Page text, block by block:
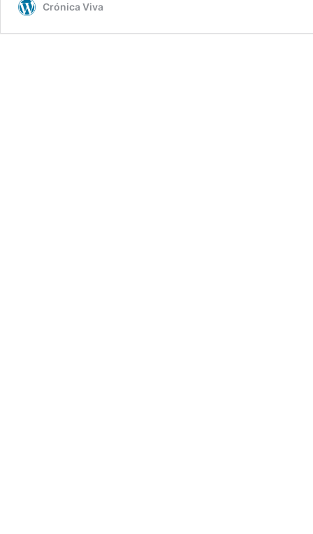
Crónica Viva